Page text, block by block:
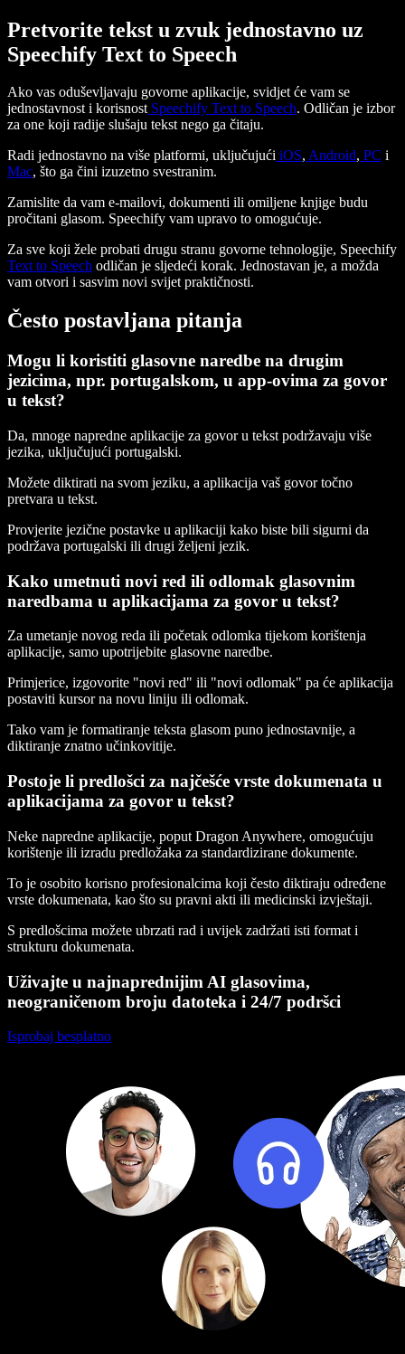
Pretvorite tekst u zvuk jednostavno uz
Speechify Text to Speech
Ako vas oduševljavaju govorne aplikacije, svidjet će vam se
jednostavnost i korisnostSpeechify Text to Speech. Odličan je izbor
za one koji radije slušaju tekst nego ga čitaju.
Radi jednostavno na više platformi, uključujući iOS, Android, PC i
Mac, što ga čini izuzetno svestranim.
Zamislite da vam e-mailovi, dokumenti ili omiljene knjige budu
pročitani glasom. Speechify vam upravo to omogućuje.
Za sve koji žele probati drugu stranu govorne tehnologije, Speechify
Text to Speech odličan je sljedeći korak. Jednostavan je, a možda
vam otvori i sasvim novi svijet praktičnosti.
Često postavljana pitanja
Mogu li koristiti glasovne naredbe na drugim
jezicima, npr. portugalskom, u app-ovima za govor
u tekst?
Da, mnoge napredne aplikacije za govor u tekst podržavaju više
jezika, uključujući portugalski.
Možete diktirati na svom jeziku, a aplikacija vaš govor točno
pretvara u tekst.
Provjerite jezične postavke u aplikaciji kako biste bili sigurni da
podržava portugalski ili drugi željeni jezik.
Kako umetnuti novi red ili odlomak glasovnim
naredbama u aplikacijama za govor u tekst?
Za umetanje novog reda ili početak odlomka tijekom korištenja
aplikacije, samo upotrijebite glasovne naredbe.
Primjerice, izgovorite "novi red" ili "novi odlomak" pa će aplikacija
postaviti kursor na novu liniju ili odlomak.
Tako vam je formatiranje teksta glasom puno jednostavnije, a
diktiranje znatno učinkovitije.
Postoje li predlošci za najčešće vrste dokumenata u
aplikacijama za govor u tekst?
Neke napredne aplikacije, poput Dragon Anywhere, omogućuju
korištenje ili izradu predložaka za standardizirane dokumente.
To je osobito korisno profesionalcima koji često diktiraju određene
vrste dokumenata, kao što su pravni akti ili medicinski izvještaji.
S predlošcima možete ubrzati rad i uvijek zadržati isti format i
strukturu dokumenata.
Uživajte u najnaprednijim AI glasovima,
neograničenom broju datoteka i 24/7 podršci
Isprobaj besplatno